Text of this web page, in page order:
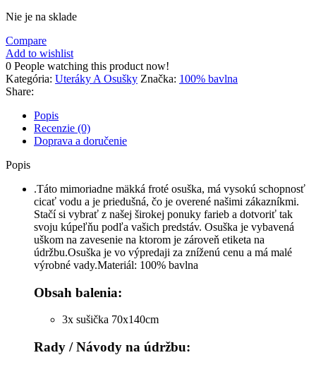
Nie je na sklade
Compare
Add to wishlist
0 People watching this product now!
Kategória: Uteráky A Osušky Značka: 100% bavlna
Share:
Popis
Recenzie (0)
Doprava a doručenie
Popis
.Táto mimoriadne mäkká froté osuška, má vysokú schopnosť
cicať vodu a je priedušná, čo je overené našimi zákazníkmi.
Stačí si vybrať z našej širokej ponuky farieb a dotvoriť tak
svoju kúpeľňu podľa vašich predstáv. Osuška je vybavená
uškom na zavesenie na ktorom je zároveň etiketa na
údržbu.Osuška je vo výpredaji za zníženú cenu a má malé
výrobné vady.Materiál: 100% bavlna
Obsah balenia:
3x sušička 70x140cm
Rady / Návody na údržbu: